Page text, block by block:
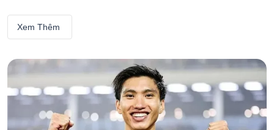
Xem Thêm